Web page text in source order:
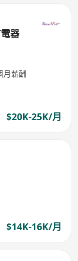
器
月薪酬
$20K-25K/月
$14K-16K/月